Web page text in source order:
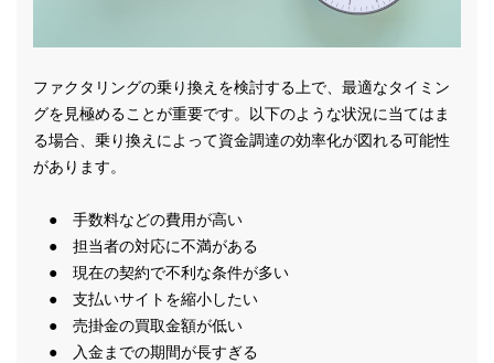
ファクタリングの乗り換えを検討する上で、最適なタイミン
グを見極めることが重要です。以下のような状況に当てはま
る場合、乗り換えによって資金調達の効率化が図れる可能性
があります。
● 手数料などの費用が高い
● 担当者の対応に不満がある
● 現在の契約で不利な条件が多い
● 支払いサイトを縮小したい
● 売掛金の買取金額が低い
● 入金までの期間が長すぎる